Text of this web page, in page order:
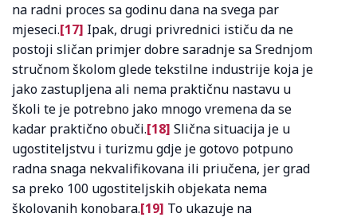
na radni proces sa godinu dana na svega par
mjeseci.[17] Ipak, drugi privrednici ističu da ne
postoji sličan primjer dobre saradnje sa Srednjom
stručnom školom glede tekstilne industrije koja je
jako zastupljena ali nema praktičnu nastavu u
školi te je potrebno jako mnogo vremena da se
kadar praktično obuči.[18] Slična situacija je u
ugostiteljstvu i turizmu gdje je gotovo potpuno
radna snaga nekvalifikovana ili priučena, jer grad
sa preko 100 ugostiteljskih objekata nema
školovanih konobara.[19] To ukazuje na